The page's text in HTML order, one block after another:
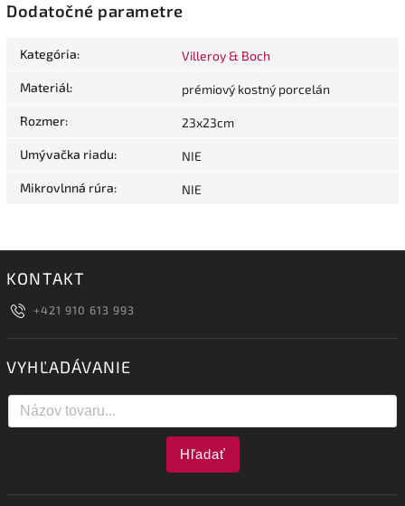
Dodatočné parametre
Kategória: Villeroy & Boch
Materiál: prémiový kostný porcelán
Rozmer: 23x23cm
Umývačka riadu: NIE
Mikrovlnná rúra: NIE
KONTAKT
+421 910 613 993
VYHĽADÁVANIE
Hľadať